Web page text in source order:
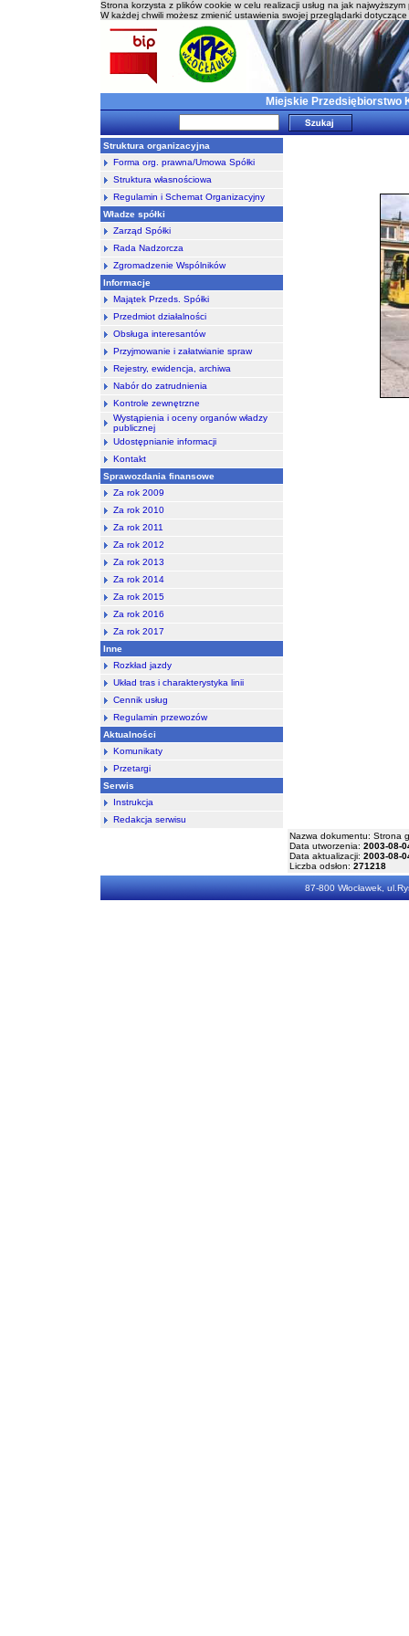
Strona korzysta z plików cookie w celu realizacji usług na jak
W każdej chwili możesz zmienić ustawienia swojej przeglądarki
Miejskie Przedsiębiorstwo
Struktura organizacyjna
Forma org. prawna/Umowa Spółki
Struktura własnościowa
Regulamin i Schemat Organizacyjny
Władze spółki
Zarząd Spółki
Rada Nadzorcza
Zgromadzenie Wspólników
Informacje
Majątek Przeds. Spółki
Przedmiot działalności
Obsługa interesantów
Przyjmowanie i załatwianie spraw
Rejestry, ewidencja, archiwa
Nabór do zatrudnienia
Kontrole zewnętrzne
Wystąpienia i oceny organów władzy
publicznej
Udostępnianie informacji
Kontakt
Sprawozdania finansowe
Za rok 2009
Za rok 2010
Za rok 2011
Za rok 2012
Za rok 2013
Za rok 2014
Za rok 2015
Za rok 2016
Za rok 2017
Inne
Rozkład jazdy
Układ tras i charakterystyka linii
Cennik usług
Regulamin przewozów
Aktualności
Komunikaty
Przetargi
Serwis
Instrukcja
Redakcja serwisu
Nazwa dokumentu: Strona
Data utworzenia: 2003-08-
Data aktualizacji: 2003-08-
Liczba odsłon: 271218
87-800 Włocławek,